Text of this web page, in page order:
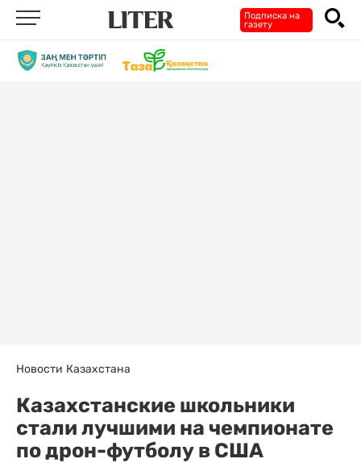
Подписка на
газету
Новости Казахстана
Казахстанские школьники
стали лучшими на чемпионате
по дрон-футболу в США